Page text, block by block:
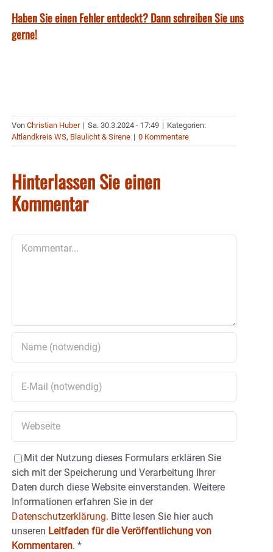
Haben Sie einen Fehler entdeckt? Dann schreiben Sie uns
gerne!
Von Christian Huber | Sa. 30.3.2024 - 17:49 | Kategorien:
Altlandkreis WS, Blaulicht & Sirene | 0 Kommentare
Hinterlassen Sie einen
Kommentar
Mit der Nutzung dieses Formulars erklären Sie
sich mit der Speicherung und Verarbeitung Ihrer
Daten durch diese Website einverstanden. Weitere
Informationen erfahren Sie in der
Datenschutzerklärung. Bitte lesen Sie hier auch
unseren Leitfaden für die Veröffentlichung von
Kommentaren. *